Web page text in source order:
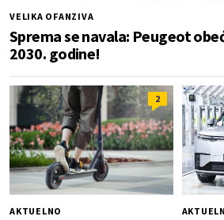
VELIKA OFANZIVA
Sprema se navala: Peugeot
2030. godine!
2
AKTUELNO